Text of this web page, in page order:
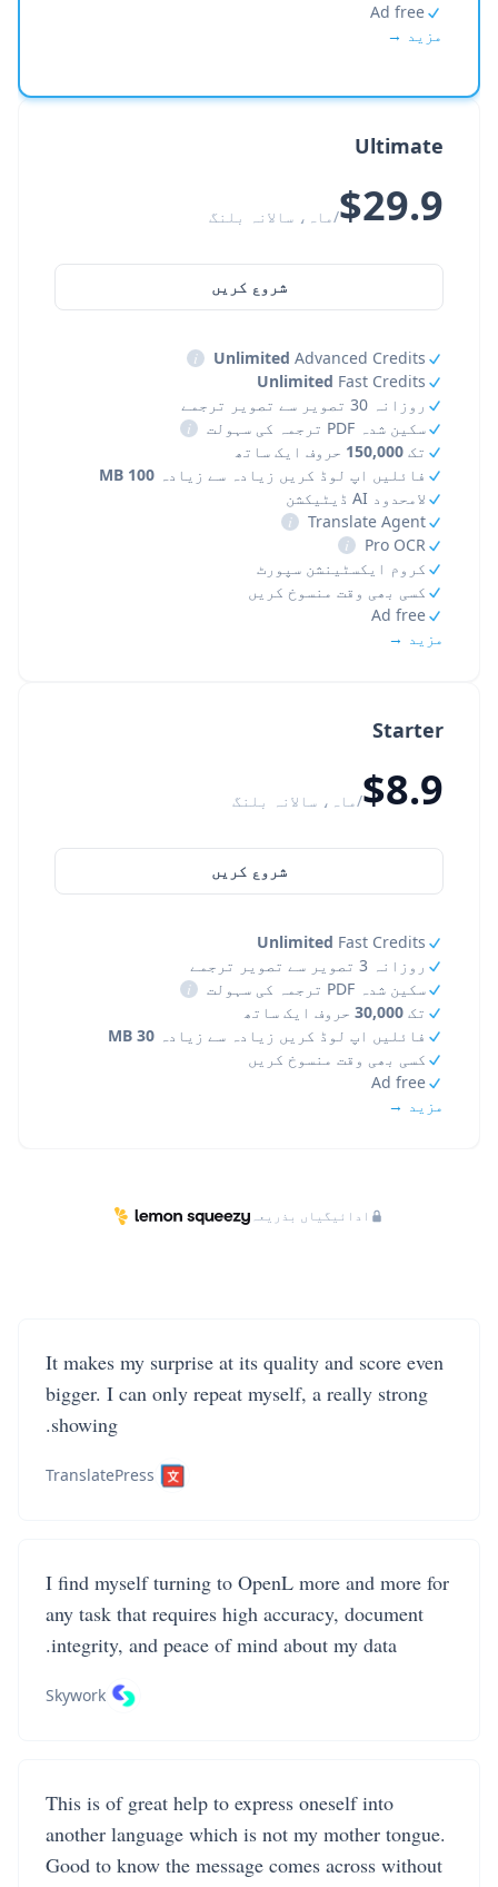
Starter
$8.9/ماہ، سالانہ بلنگ
شروع کریں
Unlimited Fast Credits
روزانہ 3 تصویر سے تصویر ترجمے
سکین شدہ PDF ترجمہ کی سہولت
i
تک 30,000 حروف ایک ساتھ
فائلیں اپ لوڈ کریں زیادہ سے زیادہ 30 MB
کسی بھی وقت منسوخ کریں
Ad free
مزید →
Ad free
مزید →
Ultimate
$29.9/ماہ، سالانہ بلنگ
شروع کریں
Unlimited Advanced Credits
i
Unlimited Fast Credits
روزانہ 30 تصویر سے تصویر ترجمے
سکین شدہ PDF ترجمہ کی سہولت
i
تک 150,000 حروف ایک ساتھ
فائلیں اپ لوڈ کریں زیادہ سے زیادہ 100 MB
لامحدود AI ڈیٹیکشن
Translate Agent
i
Pro OCR
i
کروم ایکسٹینشن سپورٹ
کسی بھی وقت منسوخ کریں
Ad free
مزید →
ادائیگیاں بذریعہ
It makes my surprise at its quality and score even
bigger. I can only repeat myself, a really strong
showing.
TranslatePress
I find myself turning to OpenL more and more for
any task that requires high accuracy, document
integrity, and peace of mind about my data.
Skywork
This is of great help to express oneself into
another language which is not my mother tongue.
Good to know the message comes across without